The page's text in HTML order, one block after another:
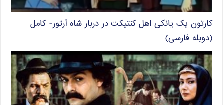
کارتون یک یانکی اهل کنتیکت در دربار شاه آرتور- کامل
(دوبله فارسی)